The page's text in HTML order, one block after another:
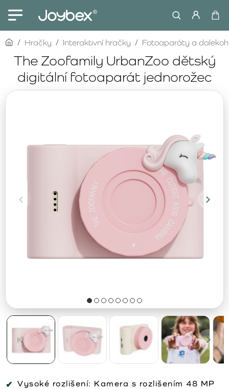
The Zoofamily UrbanZoo dětský
digitální fotoaparát jednorožec
homeHračky Interaktivní hračky Fotoaparáty a
Vysoké rozlišení: Kamera s rozlišením 48 MP